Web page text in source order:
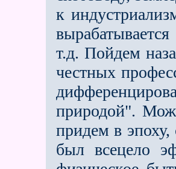
к
т.д. Пойдем
честных
природой".
придем в
был всецело